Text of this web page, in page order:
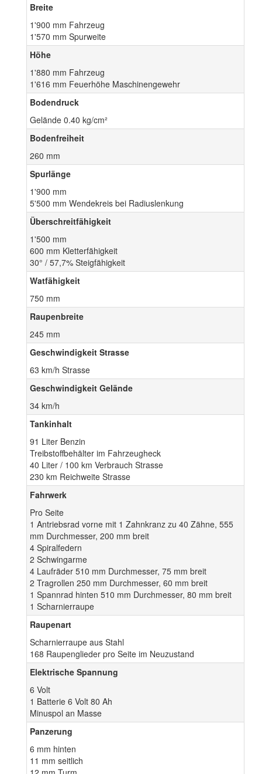
Breite
1'900 mm Fahrzeug
1'570 mm Spurweite
Höhe
1'880 mm Fahrzeug
1'616 mm Feuerhöhe Maschinengewehr
Bodendruck
Gelände 0.40 kg/cm²
Bodenfreiheit
260 mm
Spurlänge
1'900 mm
5'500 mm Wendekreis bei Radiuslenkung
Überschreitfähigkeit
1'500 mm
600 mm Kletterfähigkeit
30° / 57,7% Steigfähigkeit
Watfähigkeit
750 mm
Raupenbreite
245 mm
Geschwindigkeit Strasse
63 km/h Strasse
Geschwindigkeit Gelände
34 km/h
Tankinhalt
91 Liter Benzin
Treibstoffbehälter im Fahrzeugheck
40 Liter / 100 km Verbrauch Strasse
230 km Reichweite Strasse
Fahrwerk
Pro Seite
1 Antriebsrad vorne mit 1 Zahnkranz zu 40 Zähne, 555
mm Durchmesser, 200 mm breit
4 Spiralfedern
2 Schwingarme
4 Laufräder 510 mm Durchmesser, 75 mm breit
2 Tragrollen 250 mm Durchmesser, 60 mm breit
1 Spannrad hinten 510 mm Durchmesser, 80 mm breit
1 Scharnierraupe
Raupenart
Scharnierraupe aus Stahl
168 Raupenglieder pro Seite im Neuzustand
Elektrische Spannung
6 Volt
1 Batterie 6 Volt 80 Ah
Minuspol an Masse
Panzerung
6 mm hinten
11 mm seitlich